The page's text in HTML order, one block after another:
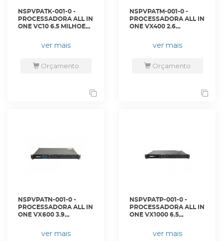
NSPVPATK-001-0 -
PROCESSADORA ALL IN
ONE VC10 6.5 MILHOES
ver mais
Orçamento
NSPVPATM-001-0 -
PROCESSADORA ALL IN
ONE VX400 2.6
VX400 - NOVASTAR
ver mais
Orçamento
NSPVPATN-001-0 -
PROCESSADORA ALL IN
ONE VX600 3.9
VX600 - NOVASTAR
ver mais
NSPVPATP-001-0 -
PROCESSADORA ALL IN
ONE VX1000 6.5
VX1000 - NOVASTAR
ver mais